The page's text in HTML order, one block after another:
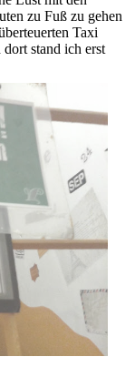
zu Fuß zu gehen
Taxi
stand ich erst